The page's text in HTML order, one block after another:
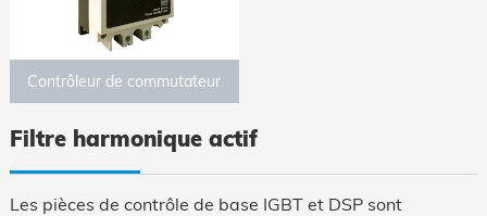
Contrôleur de commutateur
Filtre harmonique actif
Les pièces de contrôle de base IGBT et DSP sont